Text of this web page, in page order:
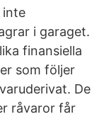
inte
i garaget.
finansiella
som följer
De
råvaror får